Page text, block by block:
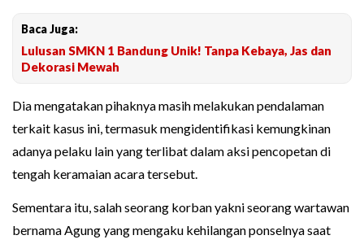
Baca Juga:
Lulusan SMKN 1 Bandung Unik! Tanpa Kebaya, Jas dan
Dekorasi Mewah
Dia mengatakan pihaknya masih melakukan pendalaman
terkait kasus ini, termasuk mengidentifikasi kemungkinan
adanya pelaku lain yang terlibat dalam aksi pencopetan di
tengah keramaian acara tersebut.
Sementara itu, salah seorang korban yakni seorang wartawan
bernama Agung yang mengaku kehilangan ponselnya saat